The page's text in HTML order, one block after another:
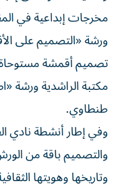
مخرجات إبداعية في
ورشة «التصميم على
تصميم أقمشة مستوحاة
مكتبة الراشدية ورشة
طنطاوي.
وفي إطار أنشطة نادي
والتصميم باقة من
وتاريخها وهويتها